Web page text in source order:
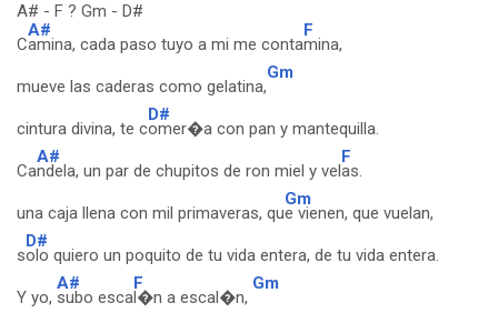
A# - F ? Gm - D#
C
A#
amina, cada paso tuyo a mi me conta
F
mina,
mueve las caderas como gelatina,
Gm
cintura divina, te c
D#
omer�a con pan y mantequilla.
Ca
A#
ndela, un par de chupitos de ron miel y vel
F
as.
una caja llena con mil primaveras, qu
Gm
e vienen, que vuelan,
s
D#
olo quiero un poquito de tu vida entera, de tu vida entera.
Y yo,
A#
subo esca
F
l�n a escal�n,
Gm